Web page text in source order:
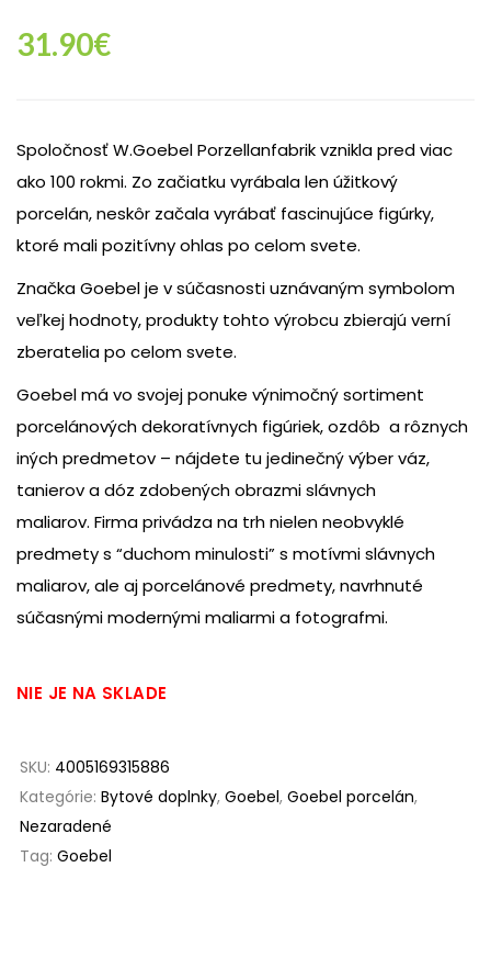
31.90€
Spoločnosť W.Goebel Porzellanfabrik vznikla pred viac
ako 100 rokmi. Zo začiatku vyrábala len úžitkový
porcelán, neskôr začala vyrábať fascinujúce figúrky,
ktoré mali pozitívny ohlas po celom svete.
Značka Goebel je v súčasnosti uznávaným symbolom
veľkej hodnoty, produkty tohto výrobcu zbierajú verní
zberatelia po celom svete.
Goebel má vo svojej ponuke výnimočný sortiment
porcelánových dekoratívnych figúriek, ozdôb a rôznych
iných predmetov – nájdete tu jedinečný výber váz,
tanierov a dóz zdobených obrazmi slávnych
maliarov. Firma privádza na trh nielen neobvyklé
predmety s “duchom minulosti” s motívmi slávnych
maliarov, ale aj porcelánové predmety, navrhnuté
súčasnými modernými maliarmi a fotografmi.
NIE JE NA SKLADE
SKU: 4005169315886
Kategórie: Bytové doplnky, Goebel, Goebel porcelán,
Nezaradené
Tag: Goebel